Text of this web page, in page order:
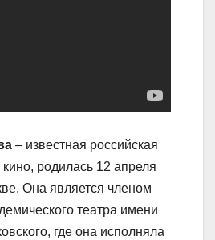
– известная российская
кино, родилась 12 апреля
Она является членом
театра имени
где она исполняла